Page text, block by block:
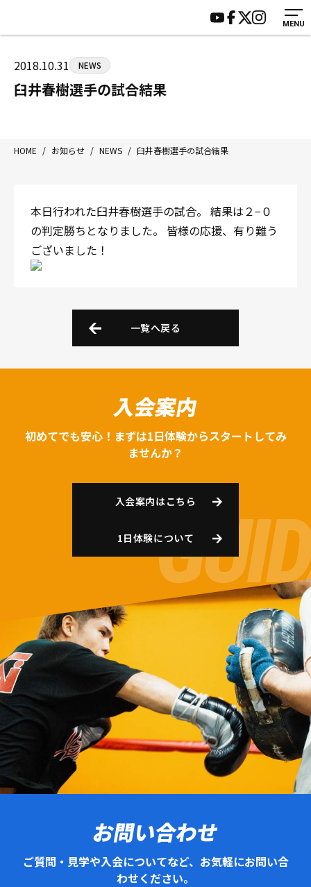
MENU
八王子中屋ボクシングジム
〒192-0072 東京都八王子市南町3-8 第2原嶋ビル1F
Tel/Fax：042-622-7222
営業時間：月〜土 14:00〜22:00 / 日・祝 14:00〜19:00
HOME
ジムについて
トレーニング
入会案内
施設紹介
サポーター募集
2018.10.31 NEWS
臼井春樹選手の試合結果
HOME / お知らせ / NEWS / 臼井春樹選手の試合結果
本日行われた臼井春樹選手の試合。 結果は２−０
の判定勝ちとなりました。 皆様の応援、有り難う
ございました！
一覧へ戻る
入会案内
初めてでも安心！まずは1日体験からスタートしてみ
ませんか？
入会案内はこちら
1日体験について
お問い合わせ
ご質問・見学や入会についてなど、お気軽にお問い合
わせください。